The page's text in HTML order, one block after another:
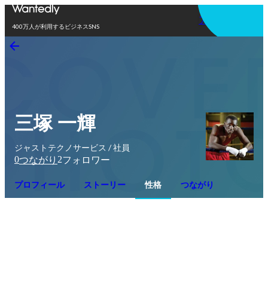
400万人が利用するビジネスSNS
アプリを使う
三塚 一輝
ジャストテクノサービス / 社員
0つながり 2フォロワー
プロフィール ストーリー 性格 つながり